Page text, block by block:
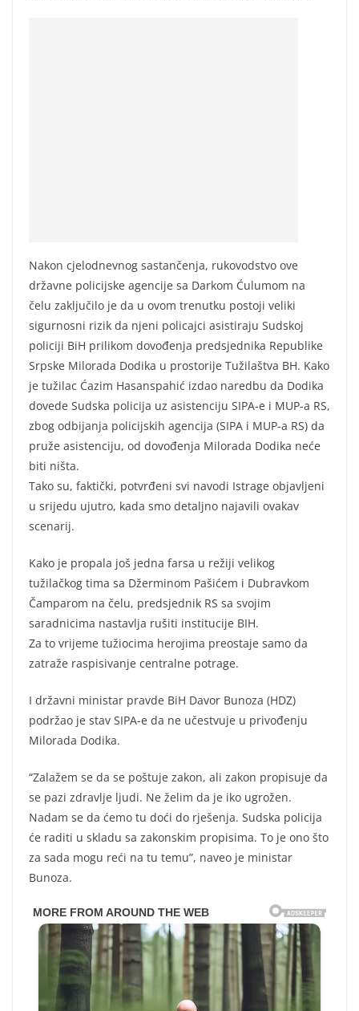
Nakon cjelodnevnog sastančenja, rukovodstvo ove
državne policijske agencije sa Darkom Ćulumom na
čelu zaključilo je da u ovom trenutku postoji veliki
sigurnosni rizik da njeni policajci asistiraju Sudskoj
policiji BiH prilikom dovođenja predsjednika Republike
Srpske Milorada Dodika u prostorije Tužilaštva BH. Kako
je tužilac Ćazim Hasanspahić izdao naredbu da Dodika
dovede Sudska policija uz asistenciju SIPA-e i MUP-a RS,
zbog odbijanja policijskih agencija (SIPA i MUP-a RS) da
pruže asistenciju, od dovođenja Milorada Dodika neće
biti ništa.
Tako su, faktički, potvrđeni svi navodi Istrage objavljeni
u srijedu ujutro, kada smo detaljno najavili ovakav
scenarij.
Kako je propala još jedna farsa u režiji velikog
tužilačkog tima sa Džerminom Pašićem i Dubravkom
Čamparom na čelu, predsjednik RS sa svojim
saradnicima nastavlja rušiti institucije BIH.
Za to vrijeme tužiocima herojima preostaje samo da
zatraže raspisivanje centralne potrage.
I državni ministar pravde BiH Davor Bunoza (HDZ)
podržao je stav SIPA-e da ne učestvuje u privođenju
Milorada Dodika.
“Zalažem se da se poštuje zakon, ali zakon propisuje da
se pazi zdravlje ljudi. Ne želim da je iko ugrožen.
Nadam se da ćemo tu doći do rješenja. Sudska policija
će raditi u skladu sa zakonskim propisima. To je ono što
za sada mogu reći na tu temu”, naveo je ministar
Bunoza.